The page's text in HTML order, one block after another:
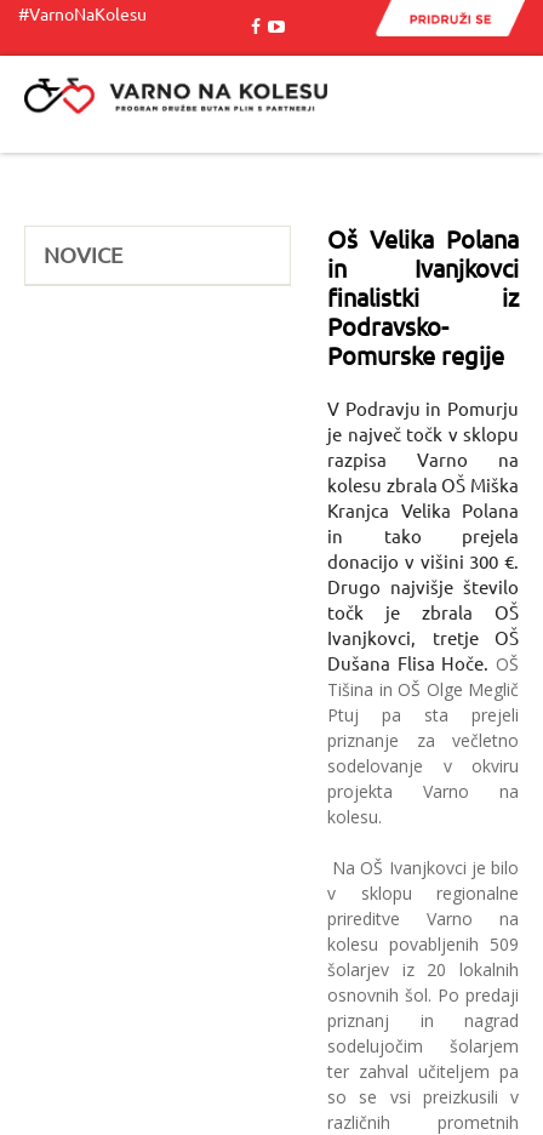
#VarnoNaKolesu
NOVICE
Oš Velika Polana
in Ivanjkovci
finalistki iz
Podravsko-
Pomurske regije
V Podravju in Pomurju
je največ točk v sklopu
razpisa Varno na
kolesu zbrala OŠ Miška
Kranjca Velika Polana
in tako prejela
donacijo v višini 300 €.
Drugo najvišje število
točk je zbrala OŠ
Ivanjkovci, tretje OŠ
Dušana Flisa Hoče. OŠ
Tišina in OŠ Olge Meglič
Ptuj pa sta prejeli
priznanje za večletno
sodelovanje v okviru
projekta Varno na
kolesu.
Na OŠ Ivanjkovci je bilo
v sklopu regionalne
prireditve Varno na
kolesu povabljenih 509
šolarjev iz 20 lokalnih
osnovnih šol. Po predaji
priznanj in nagrad
sodelujočim šolarjem
ter zahval učiteljem pa
so se vsi preizkusili v
različnih prometnih